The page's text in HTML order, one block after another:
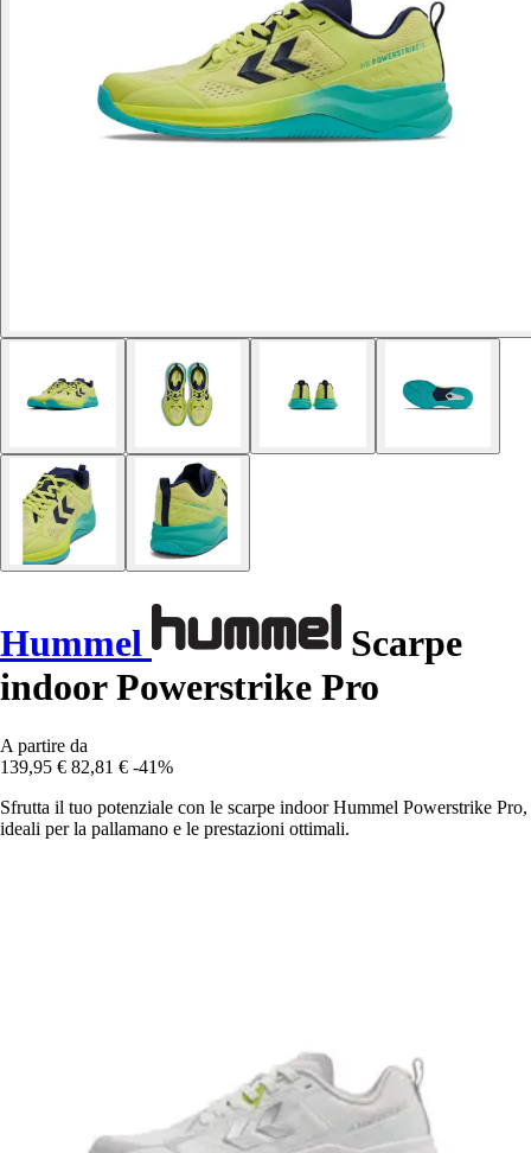
Hummel
Scarpe
indoor Powerstrike Pro
A partire da
139,95 € 82,81 € -41%
Sfrutta il tuo potenziale con le scarpe indoor Hummel Powerstrike Pro,
ideali per la pallamano e le prestazioni ottimali.